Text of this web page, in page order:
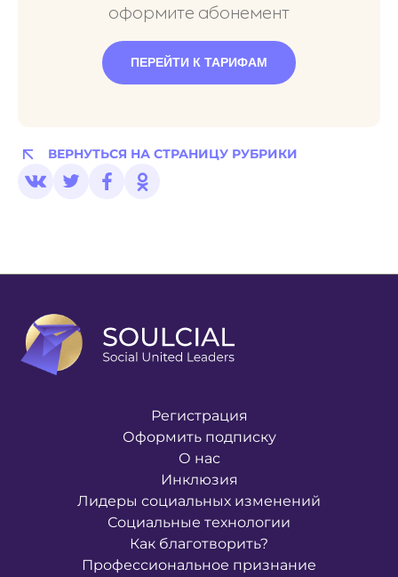
оформите абонемент
ПЕРЕЙТИ К ТАРИФАМ
ВЕРНУТЬСЯ НА СТРАНИЦУ РУБРИКИ
Регистрация
Оформить подписку
О нас
Инклюзия
Лидеры социальных изменений
Социальные технологии
Как благотворить?
Профессиональное признание